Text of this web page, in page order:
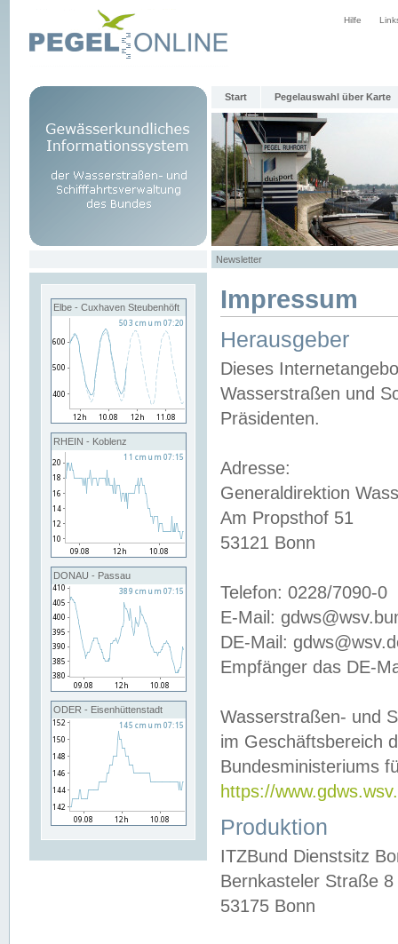
Hilfe
Start Pegelauswahl über Karte
Newsletter
Elbe - Cuxhaven Steubenhöft
RHEIN - Koblenz
DONAU - Passau
ODER - Eisenhüttenstadt
Impressum
Herausgeber
Dieses
Wasserstraßen und
Präsidenten.
Adresse:
Generaldirektion
Am Propsthof 51
53121 Bonn
Telefon: 0228/7090-0
E-Mail:
DE-Mail:
Empfänger das DE-
Wasserstraßen- und
im Geschäftsbereich
Bundesministeriums
https://
Produktion
ITZBund Dienstsitz
Bernkasteler Straße 8
53175 Bonn